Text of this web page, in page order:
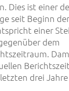
Dies ist einer
seit Beginn der
einer
dem
drei